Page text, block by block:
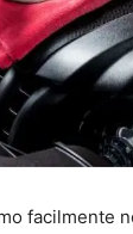
facilmente